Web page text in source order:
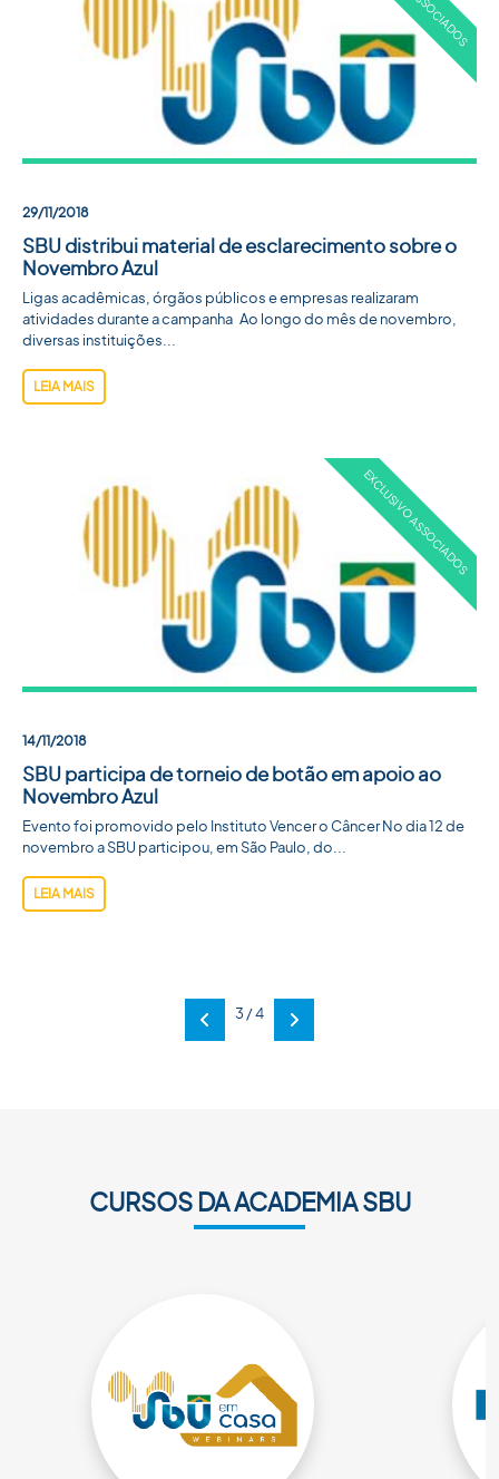
29/11/2018
SBU distribui material de esclarecimento sobre o
Novembro Azul
Ligas acadêmicas, órgãos públicos e empresas realizaram
atividades durante a campanha Ao longo do mês de novembro,
diversas instituições...
LEIA MAIS
14/11/2018
SBU participa de torneio de botão em apoio ao
Novembro Azul
Evento foi promovido pelo Instituto Vencer o Câncer No dia 12 de
novembro a SBU participou, em São Paulo, do...
LEIA MAIS
Anterior
3 / 4
Próxima
CURSOS DA ACADEMIA SBU